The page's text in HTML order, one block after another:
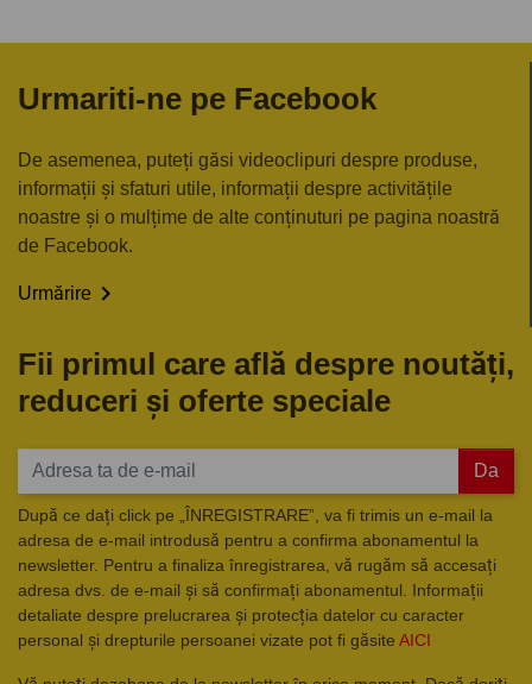
Urmariti-ne pe Facebook
De asemenea, puteți găsi videoclipuri despre produse,
informații și sfaturi utile, informații despre activitățile
noastre și o mulțime de alte conținuturi pe pagina noastră
de Facebook.
Urmărire 
Fii primul care află despre noutăți,
reduceri și oferte speciale
Da
După ce dați click pe „ÎNREGISTRARE”, va fi trimis un e-mail la
adresa de e-mail introdusă pentru a confirma abonamentul la
newsletter. Pentru a finaliza înregistrarea, vă rugăm să accesați
adresa dvs. de e-mail și să confirmați abonamentul. Informații
detaliate despre prelucrarea și protecția datelor cu caracter
personal și drepturile persoanei vizate pot fi găsite AICI